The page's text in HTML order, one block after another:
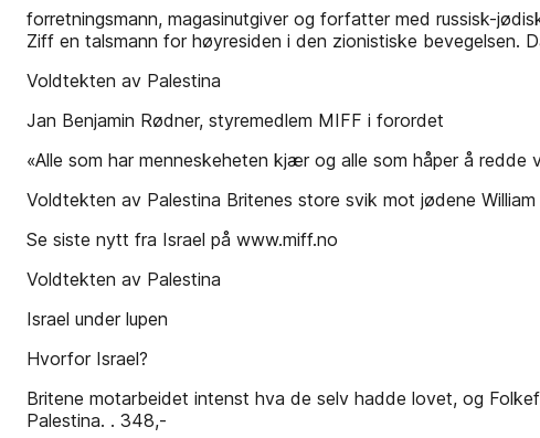
forretningsmann, magasinutgiver og forfatter med russisk-
Ziff en talsmann for høyresiden i den zionistiske
Voldtekten av Palestina
Jan Benjamin Rødner, styremedlem MIFF i forordet
«Alle som har menneskeheten kjær og alle som håper å
Voldtekten av Palestina Britenes store svik mot jødene
Se siste nytt fra Israel på www.miff.no
Voldtekten av Palestina
Israel under lupen
Hvorfor Israel?
Britene motarbeidet intenst hva de selv hadde lovet, og
Palestina. . 348,-